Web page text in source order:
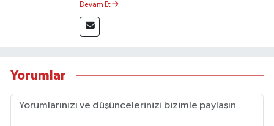
Devam Et
Yorumlar